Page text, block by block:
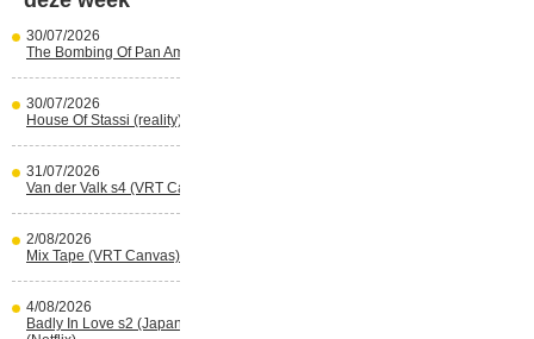
30/07/2026
The Bombing Of Pan Am 103 (Netflix)
30/07/2026
House Of Stassi (reality) (Disney+)
31/07/2026
Van der Valk s4 (VRT Canvas)
2/08/2026
Mix Tape (VRT Canvas)
4/08/2026
Badly In Love s2 (Japans) (reality)